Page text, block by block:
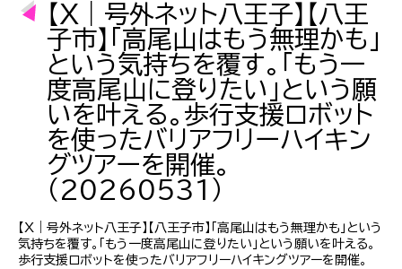
【X｜号外ネット八王子】【八王
子市】「高尾山はもう無理かも」
という気持ちを覆す。「もう一
度高尾山に登りたい」という願
いを叶える。歩行支援ロボット
を使ったバリアフリーハイキン
グツアーを開催。
（20260531）
【X｜号外ネット八王子】【八王子市】「高尾山はもう無理かも」という
気持ちを覆す。「もう一度高尾山に登りたい」という願いを叶える。
歩行支援ロボットを使ったバリアフリーハイキングツアーを開催。